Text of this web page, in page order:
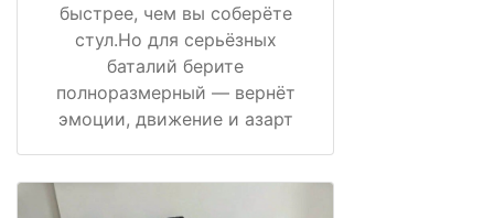
быстрее, чем вы соберёте
стул.Но для серьёзных
баталий берите
полноразмерный — вернёт
эмоции, движение и азарт